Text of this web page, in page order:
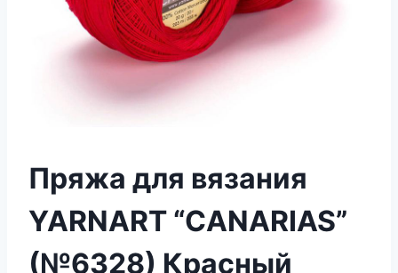
Пряжа для вязания
YARNART “CANARIAS”
(№6328) Красный